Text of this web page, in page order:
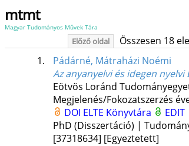
mtmt
Magyar Tudományos Művek Tára
Előző oldal Összesen 18
1.
Pádárné, Mátraházi Noémi
Az anyanyelvi és idegen
Eötvös Loránd
Megjelenés/Fokozatszerzés
DOI ELTE Könyvtára
EDIT
PhD (Disszertáció) |
[37318634] [Egyeztetett]